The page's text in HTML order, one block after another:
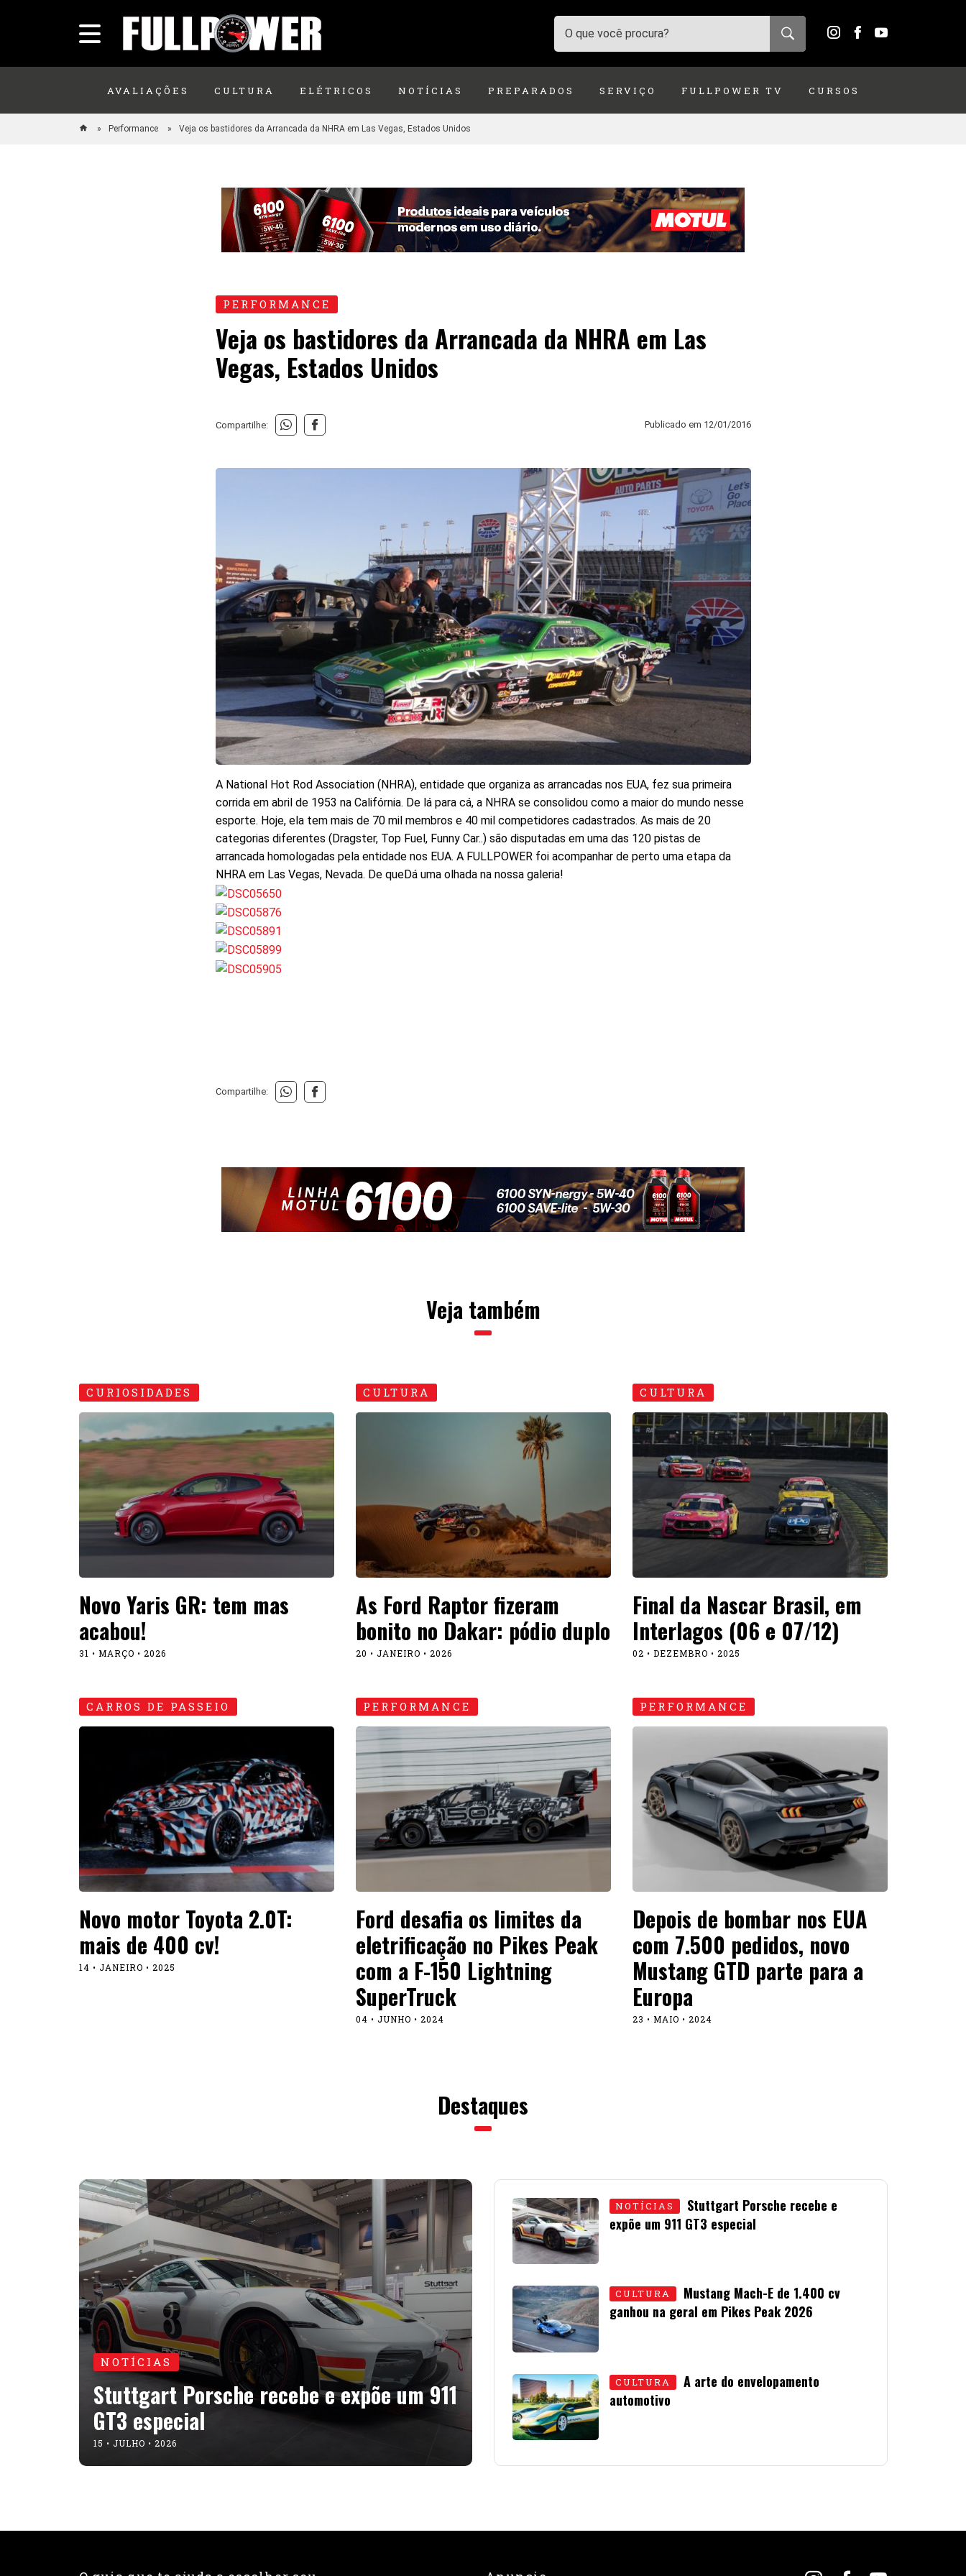
AVALIAÇÕES CULTURA ELÉTRICOS NOTÍCIAS PREPARADOS SERVIÇO FULLPOWER TV CURSOS
Performance Veja os bastidores da Arrancada da NHRA em Las Vegas, Estados Unidos
PERFORMANCE
Veja os bastidores da Arrancada da NHRA em Las
Vegas, Estados Unidos
Compartilhe: Publicado em 12/01/2016
A National Hot Rod Association (NHRA), entidade que organiza as arrancadas nos EUA, fez sua primeira
corrida em abril de 1953 na Califórnia. De lá para cá, a NHRA se consolidou como a maior do mundo nesse
esporte. Hoje, ela tem mais de 70 mil membros e 40 mil competidores cadastrados. As mais de 20
categorias diferentes (Dragster, Top Fuel, Funny Car..) são disputadas em uma das 120 pistas de
arrancada homologadas pela entidade nos EUA. A FULLPOWER foi acompanhar de perto uma etapa da
NHRA em Las Vegas, Nevada. De queDá uma olhada na nossa galeria!
Compartilhe:
Veja também
CURIOSIDADES
Novo Yaris GR: tem mas
acabou!
31 • MARÇO • 2026
CULTURA
As Ford Raptor fizeram
bonito no Dakar: pódio duplo
20 • JANEIRO • 2026
CULTURA
Final da Nascar Brasil, em
Interlagos (06 e 07/12)
02 • DEZEMBRO • 2025
CARROS DE PASSEIO
Novo motor Toyota 2.0T:
mais de 400 cv!
14 • JANEIRO • 2025
PERFORMANCE
Ford desafia os limites da
eletrificação no Pikes Peak
com a F-150 Lightning
SuperTruck
04 • JUNHO • 2024
PERFORMANCE
Depois de bombar nos EUA
com 7.500 pedidos, novo
Mustang GTD parte para a
Europa
23 • MAIO • 2024
Destaques
NOTÍCIAS
Stuttgart Porsche recebe e expõe um 911
GT3 especial
15 • JULHO • 2026
NOTÍCIAS
Stuttgart Porsche recebe e
expõe um 911 GT3 especial
CULTURA
Mustang Mach-E de 1.400 cv
ganhou na geral em Pikes Peak 2026
CULTURA
A arte do envelopamento
automotivo